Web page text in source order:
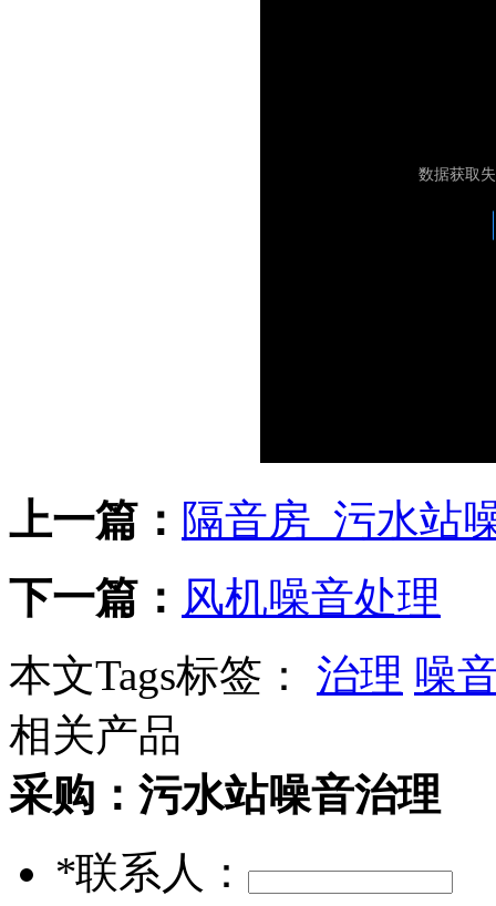
上一篇： 隔音房_污水站
下一篇： 风机噪音处理
本文Tags标签：
治理 噪
相关产品
采购： 污水站噪音治理
*联系人：